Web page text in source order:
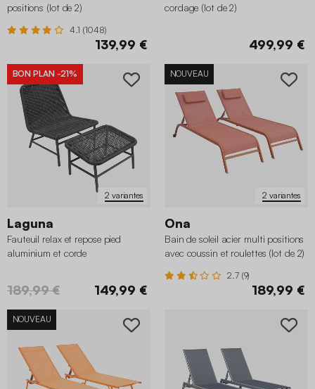
positions (lot de 2)
4.1 (1048)
139,99 €
cordage (lot de 2)
499,99 €
2 variantes
BON PLAN -21%
Laguna
Fauteuil relax et repose pied
aluminium et corde
189,99 € 149,99 €
2 variantes
NOUVEAU
Ona
Bain de soleil acier multi positions
avec coussin et roulettes (lot de 2)
2.7 (9)
189,99 €
NOUVEAU